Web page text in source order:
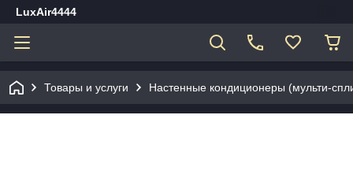
LuxAir4444
Товары и услуги Настенные кондиционеры (мульти-